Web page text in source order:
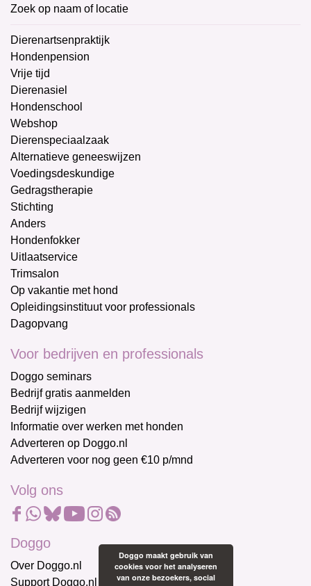
Zoek op naam of locatie
Dierenartsenpraktijk
Hondenpension
Vrije tijd
Dierenasiel
Hondenschool
Webshop
Dierenspeciaalzaak
Alternatieve geneeswijzen
Voedingsdeskundige
Gedragstherapie
Stichting
Anders
Hondenfokker
Uitlaatservice
Trimsalon
Op vakantie met hond
Opleidingsinstituut voor professionals
Dagopvang
Voor bedrijven en professionals
Doggo seminars
Bedrijf gratis aanmelden
Bedrijf wijzigen
Informatie over werken met honden
Adverteren op Doggo.nl
Adverteren voor nog geen €10 p/mnd
Volg ons
Doggo
Over Doggo.nl
Support Doggo.nl
Doggo maakt gebruik van
cookies voor het analyseren
van onze bezoekers, social